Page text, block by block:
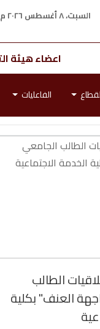
السبت، ٨ أغسطس ٢٠٢٦ م
اعضاء هيئة
الفاعليات
الطالب
العنف" بكلية